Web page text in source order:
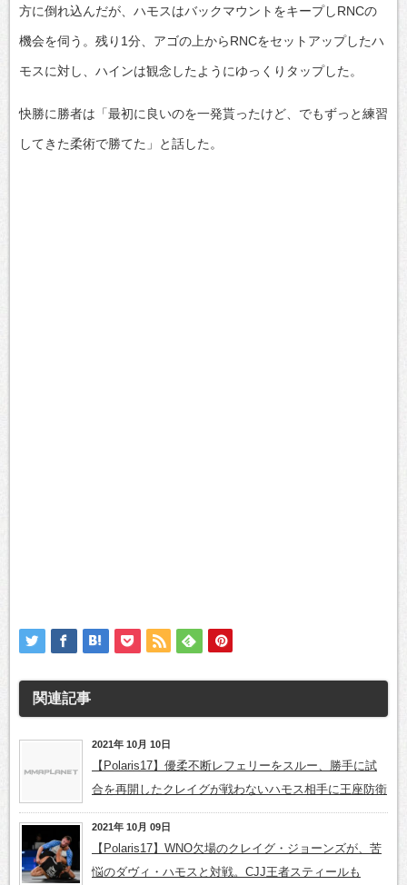
方に倒れ込んだが、ハモスはバックマウントをキープしRNCの
機会を伺う。残り1分、アゴの上からRNCをセットアップしたハ
モスに対し、ハインは観念したようにゆっくりタップした。
快勝に勝者は「最初に良いのを一発貰ったけど、でもずっと練習
してきた柔術で勝てた」と話した。
関連記事
2021年 10月 10日
【Polaris17】優柔不断レフェリーをスルー、勝手に試
合を再開したクレイグが戦わないハモス相手に王座防衛
2021年 10月 09日
【Polaris17】WNO欠場のクレイグ・ジョーンズが、苦
悩のダヴィ・ハモスと対戦。CJJ王者スティールも